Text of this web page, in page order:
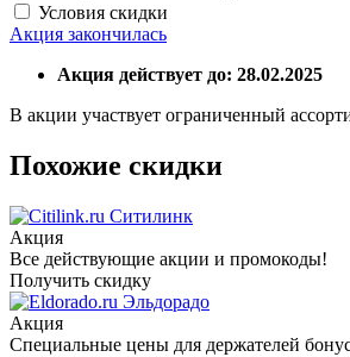
Условия скидки
Акция закончилась
Акция действует до: 28.02.2025
В акции участвует ограниченный
Похожие скидки
Ситилинк
Акция
Все действующие акции и промокоды!
Получить скидку
Эльдорадо
Акция
Специальные цены для держателей